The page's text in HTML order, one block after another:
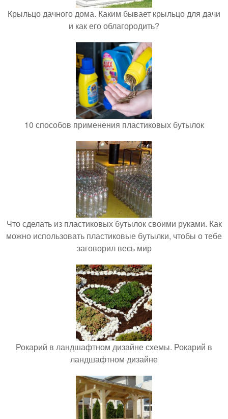
Крыльцо дачного дома. Каким бывает крыльцо для дачи
и как его облагородить?
10 способов применения пластиковых бутылок
Что сделать из пластиковых бутылок своими руками. Как
можно использовать пластиковые бутылки, чтобы о тебе
заговорил весь мир
Рокарий в ландшафтном дизайне схемы. Рокарий в
ландшафтном дизайне